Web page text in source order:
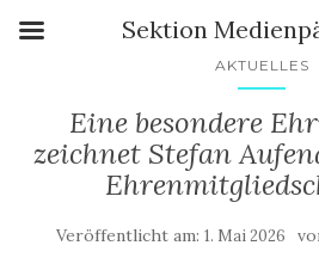
AKTUELLES
Eine besondere
zeichnet Stefan
Veröffentlicht am: 1. Mai 2026
Sektion